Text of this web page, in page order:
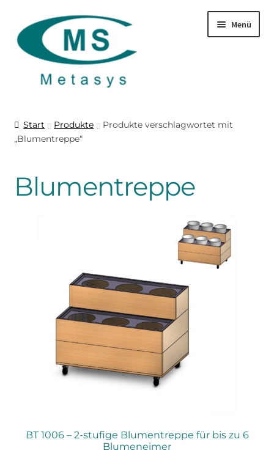
Navigation
springen
Inhalt
springen
Menü
Produkte
Meine Preisanfrage
Start Produkte
Produkte verschlagwortet mit
„Blumentreppe“
Blumentreppe
BT 1006 – 2-stufige Blumentreppe für bis zu 6
Blumeneimer